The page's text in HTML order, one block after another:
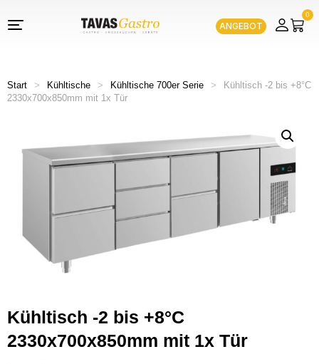
ANGEBOT
0
Start > Kühltische > Kühltische 700er Serie >
Kühltisch -2 bis +8°C
2330x700x850mm mit 1x Tür
Kühltisch -2 bis +8°C
2330x700x850mm mit 1x Tür